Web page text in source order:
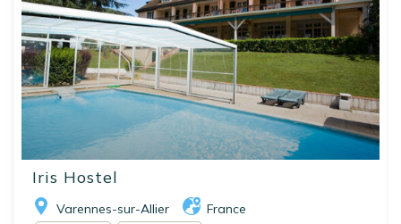
Iris Hostel
Varennes-sur-Allier France